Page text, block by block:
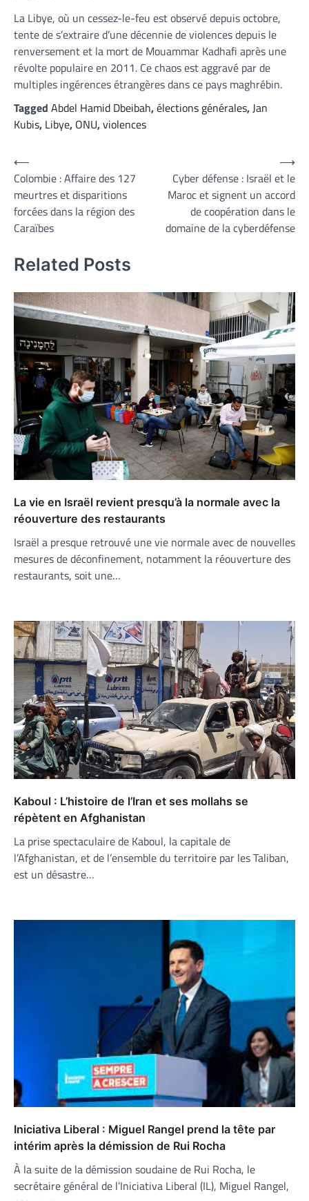
La Libye, où un cessez-le-feu est observé depuis octobre,
tente de s’extraire d’une décennie de violences depuis le
renversement et la mort de Mouammar Kadhafi après une
révolte populaire en 2011. Ce chaos est aggravé par de
multiples ingérences étrangères dans ce pays maghrébin.
Tagged Abdel Hamid Dbeibah,élections générales,Jan
Kubis, Libye, ONU,violences
Navigation
de
l’article
⟵
Colombie : Affaire des 127
meurtres et disparitions
forcées dans la région des
Caraïbes
Cyber défense : Israël et le
Maroc et signent un accord
de coopération dans le
domaine de la cyberdéfense
⟶
Related Posts
La vie en Israël revient presqu’à la normale avec la
réouverture des restaurants
Israël a presque retrouvé une vie normale avec de nouvelles
mesures de déconfinement, notamment la réouverture des
restaurants, soit une…
Kaboul : L’histoire de l’Iran et ses mollahs se
répètent en Afghanistan
La prise spectaculaire de Kaboul, la capitale de
l’Afghanistan, et de l’ensemble du territoire par les Taliban,
est un désastre…
Iniciativa Liberal : Miguel Rangel prend la tête par
intérim après la démission de Rui Rocha
À la suite de la démission soudaine de Rui Rocha, le
secrétaire général de l’Iniciativa Liberal (IL), Miguel Rangel,